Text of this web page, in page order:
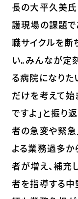
長の大平久美氏
護現場の課題
職サイクルを断
い。みんなが定
る病院になりた
だけを考えて始
ですよ」と振り
者の急変や緊
よる業務過多か
者が増え、補充
者を指導する